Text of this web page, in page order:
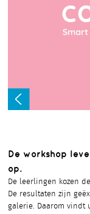
De workshop
op.
De leerlingen kozen
De resultaten zijn
galerie. Daarom vindt